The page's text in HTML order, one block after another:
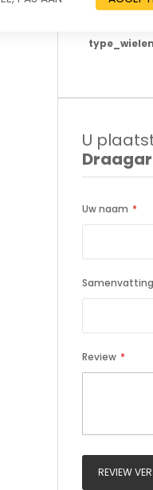
type_wielen
U
Uw naam
Samenvatting
Review
REVIEW